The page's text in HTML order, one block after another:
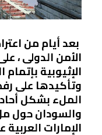
بعد أيام من
الأمن الدولى ،
الإثيوبية
وتأكيدها على
الملء بشكل
والسودان حول
الإمارات